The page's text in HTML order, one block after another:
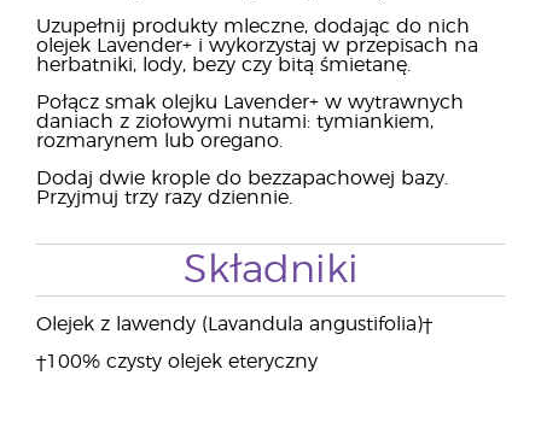
Uzupełnij produkty mleczne, dodając do nich
olejek Lavender+ i wykorzystaj w przepisach na
herbatniki, lody, bezy czy bitą śmietanę.
Połącz smak olejku Lavender+ w wytrawnych
daniach z ziołowymi nutami: tymiankiem,
rozmarynem lub oregano.
Dodaj dwie krople do bezzapachowej bazy.
Przyjmuj trzy razy dziennie.
Składniki
Olejek z lawendy (Lavandula angustifolia)†
†100% czysty olejek eteryczny